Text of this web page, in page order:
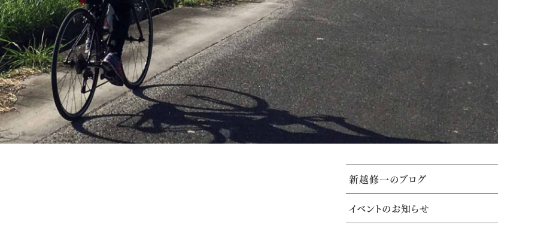
新越修一のブログ
イベントのお知らせ